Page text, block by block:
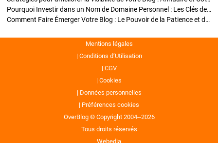
Pourquoi Investir dans un Nom de Domaine Personnel : Les Clés de la Réussite de Votre Blog
Comment Faire Émerger Votre Blog : Le Pouvoir de la Patience et de la Persévérance
Mentions légales
Conditions d’Utilisation
CGV
Cookies
Données personnelles
Préférences cookies
OverBlog © Copyright 2004--2026
Tous droits réservés
Webedia